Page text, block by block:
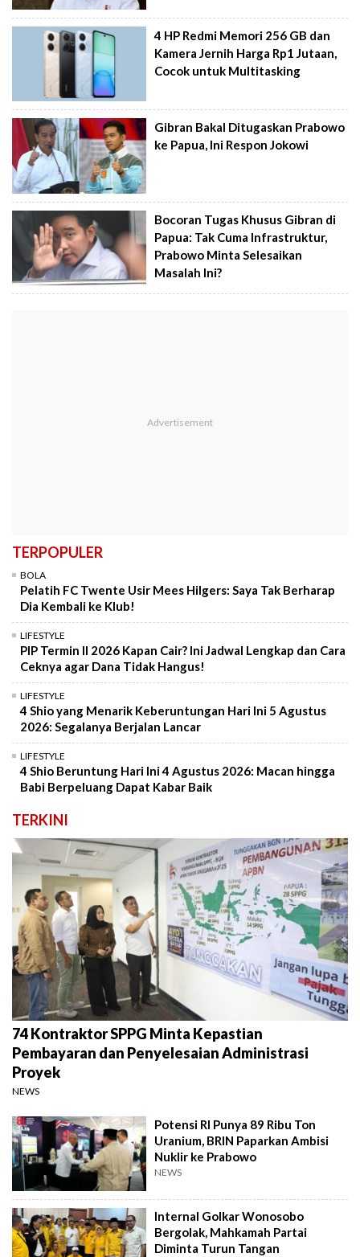
4 HP Redmi Memori 256 GB dan
Kamera Jernih Harga Rp1 Jutaan,
Cocok untuk Multitasking
Gibran Bakal Ditugaskan Prabowo
ke Papua, Ini Respon Jokowi
Bocoran Tugas Khusus Gibran di
Papua: Tak Cuma Infrastruktur,
Prabowo Minta Selesaikan
Masalah Ini?
TERPOPULER
BOLA
Pelatih FC Twente Usir Mees Hilgers: Saya Tak Berharap
Dia Kembali ke Klub!
LIFESTYLE
PIP Termin II 2026 Kapan Cair? Ini Jadwal Lengkap dan Cara
Ceknya agar Dana Tidak Hangus!
LIFESTYLE
4 Shio yang Menarik Keberuntungan Hari Ini 5 Agustus
2026: Segalanya Berjalan Lancar
LIFESTYLE
4 Shio Beruntung Hari Ini 4 Agustus 2026: Macan hingga
Babi Berpeluang Dapat Kabar Baik
TERKINI
74 Kontraktor SPPG Minta Kepastian
Pembayaran dan Penyelesaian Administrasi
Proyek
NEWS
Potensi RI Punya 89 Ribu Ton
Uranium, BRIN Paparkan Ambisi
Nuklir ke Prabowo
NEWS
Internal Golkar Wonosobo
Bergolak, Mahkamah Partai
Diminta Turun Tangan